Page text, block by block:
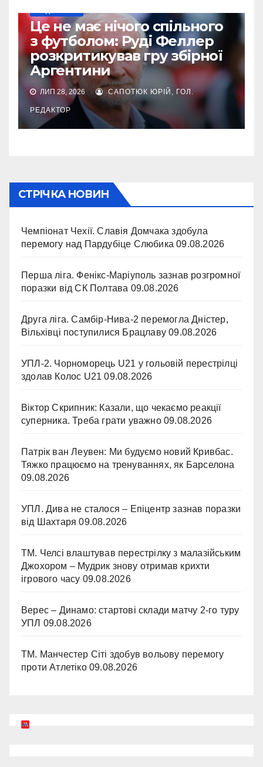
Це не має нічого спільного
з футболом: Руді Феллер
розкритикував гру збірної
Аргентини
ЛИП 28, 2026 САПОТЮК ЮРІЙ, ГОЛ.
РЕДАКТОР
СТРІЧКА НОВИН
Чемпіонат Чехії. Славія Домчака здобула
перемогу над Пардубіце Слюбика 09.08.2026
Перша ліга. Фенікс-Маріуполь зазнав розгромної
поразки від СК Полтава 09.08.2026
Друга ліга. Самбір-Нива-2 перемогла Дністер,
Вільхівці поступилися Брацлаву 09.08.2026
УПЛ-2. Чорноморець U21 у гольовій перестрілці
здолав Колос U21 09.08.2026
Віктор Скрипник: Казали, що чекаємо реакції
суперника. Треба грати уважно 09.08.2026
Патрік ван Леувен: Ми будуємо новий Кривбас.
Тяжко працюємо на тренуваннях, як Барселона
09.08.2026
УПЛ. Дива не сталося – Епіцентр зазнав поразки
від Шахтаря 09.08.2026
ТМ. Челсі влаштував перестрілку з малазійським
Джохором – Мудрик знову отримав крихти
ігрового часу 09.08.2026
Верес – Динамо: стартові склади матчу 2-го туру
УПЛ 09.08.2026
ТМ. Манчестер Сіті здобув вольову перемогу
проти Атлетіко 09.08.2026